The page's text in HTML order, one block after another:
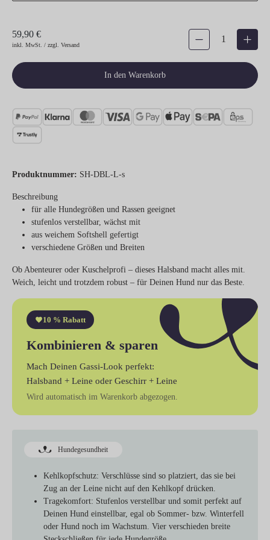
59,90 €
inkl. MwSt. / zzgl. Versand
Produkt Anzahl: Gib den
In den Warenkorb
Produktnummer: SH-DBL-L-s
Beschreibung
für alle Hundegrößen und Rassen geeignet
stufenlos verstellbar, wächst mit
aus weichem Softshell gefertigt
verschiedene Größen und Breiten
Ob Abenteurer oder Kuschelprofi – dieses Halsband macht alles mit.
Weich, leicht und trotzdem robust – für Deinen Hund nur das Beste.
10 % Rabatt
Kombinieren & sparen
Mach Deinen Gassi-Look perfekt:
Halsband + Leine oder Geschirr + Leine
Wird automatisch im Warenkorb abgezogen.
Hundegesundheit
Kehlkopfschutz: Verschlüsse sind so platziert, das sie bei
Zug an der Leine nicht auf den Kehlkopf drücken.
Tragekomfort: Stufenlos verstellbar und somit perfekt auf
Deinen Hund einstellbar, egal ob Sommer- bzw. Winterfell
oder Hund noch im Wachstum. Vier verschieden breite